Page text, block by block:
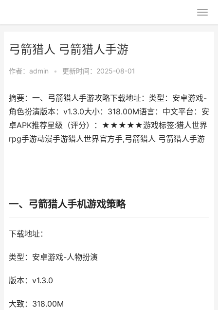
弓箭猎人 弓箭猎人手游
作者： admin • 更新时间：2025-08-01
摘要：一、弓箭猎人手游攻略下载地址：类型：安卓游戏-
角色扮演版本：v1.3.0大小：318.00M语言：中文平台：安
卓APK推荐星级（评分）：★★★★★游戏标签:猎人世界
rpg手游动漫手游猎人世界官方手,弓箭猎人 弓箭猎人手游
一、弓箭猎人手机游戏策略
下载地址：
类型：安卓游戏-人物扮演
版本：v1.3.0
大致：318.00M